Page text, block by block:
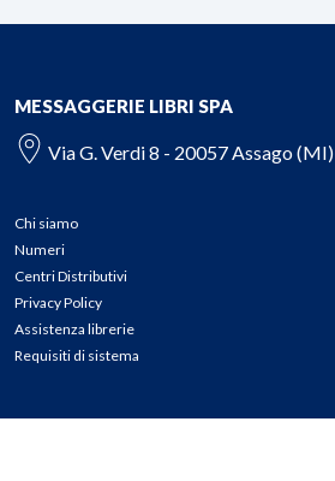
MESSAGGERIE LIBRI SPA
Via G. Verdi 8 - 20057 Assago (MI)
Chi siamo
Numeri
Centri Distributivi
Privacy Policy
Assistenza librerie
Requisiti di sistema
CONTATTI